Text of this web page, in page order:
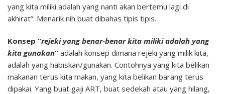
yang kita miliki adalah yang nanti akan bertemu lagi di
akhirat”. Menarik nih buat dibahas tipis tipis.
Konsep “rejeki yang benar-benar kita miliki adalah yang
kita gunakan“ adalah konsep dimana rejeki yang milik kita,
adalah yang habiskan/gunakan. Contohnya yang kita belikan
makanan terus kita makan, yang kita belikan barang terus
dipakai. Yang buat gaji ART, buat sedekah atau yang hilang,